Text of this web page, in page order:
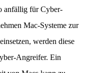
anfällig für Cyber-
Mac-Systeme zur
werden diese
Angreifer. Ein